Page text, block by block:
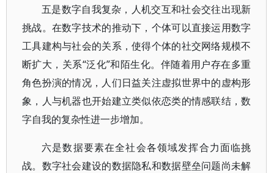
五是数字自我复杂，人机交互和社会交往出现新
挑战。在数字技术的推动下，个体可以直接运用数字
工具建构与社会的关系，使得个体的社交网络规模不
断扩大，关系“泛化”和陌生化。伴随着用户存在多重
角色扮演的情况，人们日益关注虚拟世界中的虚构形
象，人与机器也开始建立类似依恋类的情感联结，数
字自我的复杂性进一步增加。
六是数据要素在全社会各领域发挥合力面临挑
战。数字社会建设的数据隐私和数据壁垒问题尚未解